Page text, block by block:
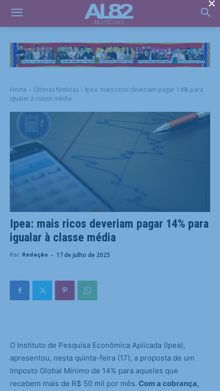
Home Últimas Notícias
Ipea: mais ricos deveriam pagar 14% para
igualar à classe média
Ipea: mais ricos deveriam pagar 14% para
igualar à classe média
Por: Redação - 17 de julho de 2025
O Instituto de Pesquisa Econômica Aplicada (Ipea),
apresentou, nesta quinta-feira (17), a proposta de um
Imposto Global Mínimo de 14% para aqueles que
recebem mais de R$ 50 mil por mês. Com a cobrança,